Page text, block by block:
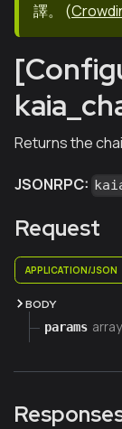
譯。
(
Returns the
JSONRPC:
Request
APPLICATION/JSON
BODY
params array